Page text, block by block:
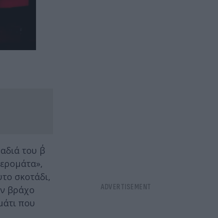
του β΄
σκοτάδι,
βράχο
που